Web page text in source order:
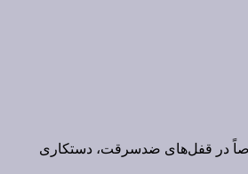
در قفل‌های ضدسرقت، دستکاری